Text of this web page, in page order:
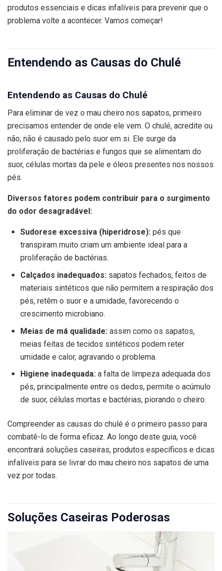
produtos essenciais e dicas infalíveis para prevenir que o
problema volte a acontecer. Vamos começar!
Entendendo as Causas do Chulé
Entendendo as Causas do Chulé
Para eliminar de vez o mau cheiro nos sapatos, primeiro
precisamos entender de onde ele vem. O chulé, acredite ou
não, não é causado pelo suor em si. Ele surge da
proliferação de bactérias e fungos que se alimentam do
suor, células mortas da pele e óleos presentes nos nossos
pés.
Diversos fatores podem contribuir para o surgimento
do odor desagradável:
Sudorese excessiva (hiperidrose):pés que
transpiram muito criam um ambiente ideal para a
proliferação de bactérias.
Calçados inadequados:sapatos fechados, feitos de
materiais sintéticos que não permitem a respiração dos
pés, retêm o suor e a umidade, favorecendo o
crescimento microbiano.
Meias de má qualidade: assim como os sapatos,
meias feitas de tecidos sintéticos podem reter
umidade e calor, agravando o problema.
Higiene inadequada: a falta de limpeza adequada dos
pés, principalmente entre os dedos, permite o acúmulo
de suor, células mortas e bactérias, piorando o cheiro.
Compreender as causas do chulé é o primeiro passo para
combatê-lo de forma eficaz. Ao longo deste guia, você
encontrará soluções caseiras, produtos específicos e dicas
infalíveis para se livrar do mau cheiro nos sapatos de uma
vez por todas.
Soluções Caseiras Poderosas